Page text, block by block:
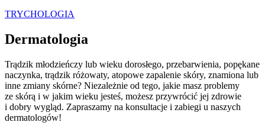
TRYCHOLOGIA
Dermatologia
Trądzik młodzieńczy lub wieku dorosłego, przebarwienia, popękane
naczynka, trądzik różowaty, atopowe zapalenie skóry, znamiona lub
inne zmiany skórne? Niezależnie od tego, jakie masz problemy
ze skórą i w jakim wieku jesteś, możesz przywrócić jej zdrowie
i dobry wygląd. Zapraszamy na konsultacje i zabiegi u naszych
dermatologów!